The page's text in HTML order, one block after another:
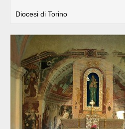
Diocesi di Torino